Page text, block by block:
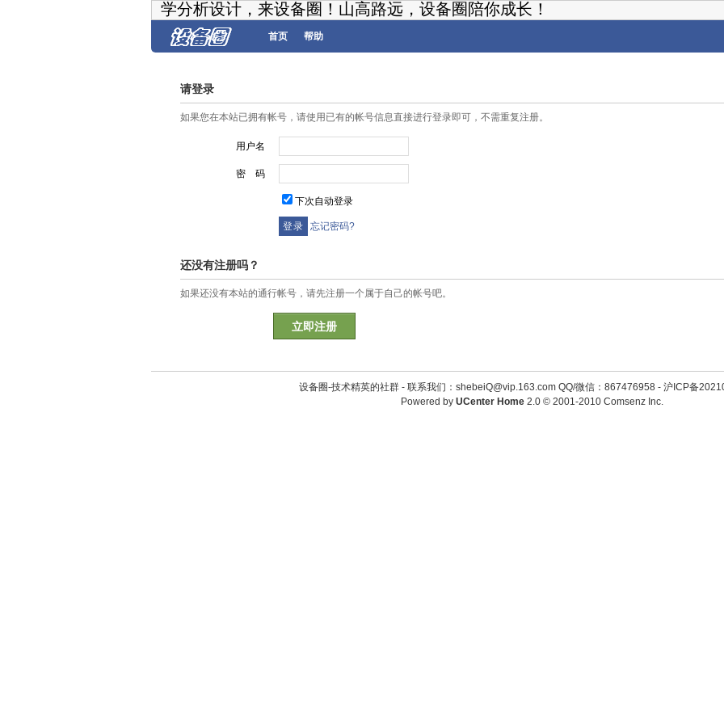
学分析设计，来设备圈！山高路远，设备圈陪你成长！
首页 帮助
请登录
如果您在本站已拥有帐号，请使用已有的帐号信息直接进行登录即可，不需重复注册。
用户名
密 码
下次自动登录
忘记密码?
还没有注册吗？
如果还没有本站的通行帐号，请先注册一个属于自己的帐号吧。
立即注册
设备圈-技术精英的社群 - 联系我们：shebeiQ@vip.163.com QQ/微信：867476958- 沪ICP备
Powered by UCenter Home 2.0© 2001-2010 Comsenz Inc.